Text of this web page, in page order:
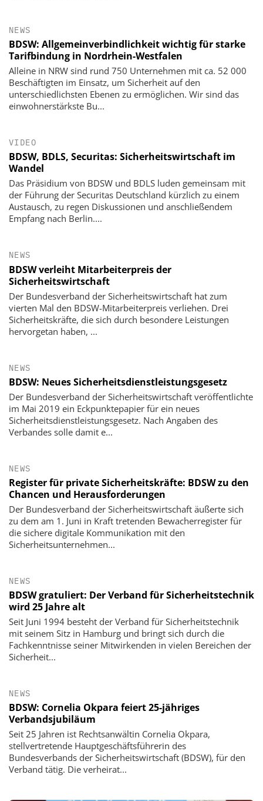
NEWS
BDSW: Allgemeinverbindlichkeit wichtig für starke
Tarifbindung in Nordrhein-Westfalen
Alleine in NRW sind rund 750 Unternehmen mit ca. 52 000
Beschäftigten im Einsatz, um Sicherheit auf den
unterschiedlichsten Ebenen zu ermöglichen. Wir sind das
einwohnerstärkste Bu...
VIDEO
BDSW, BDLS, Securitas: Sicherheitswirtschaft im
Wandel
Das Präsidium von BDSW und BDLS luden gemeinsam mit
der Führung der Securitas Deutschland kürzlich zu einem
Austausch, zu regen Diskussionen und anschließendem
Empfang nach Berlin....
NEWS
BDSW verleiht Mitarbeiterpreis der
Sicherheitswirtschaft
Der Bundesverband der Sicherheitswirtschaft hat zum
vierten Mal den BDSW-Mitarbeiterpreis verliehen. Drei
Sicherheitskräfte, die sich durch besondere Leistungen
hervorgetan haben, ...
NEWS
BDSW: Neues Sicherheitsdienstleistungsgesetz
Der Bundesverband der Sicherheitswirtschaft veröffentlichte
im Mai 2019 ein Eckpunktepapier für ein neues
Sicherheitsdienstleistungsgesetz. Nach Angaben des
Verbandes solle damit e...
NEWS
Register für private Sicherheitskräfte: BDSW zu den
Chancen und Herausforderungen
Der Bundesverband der Sicherheitswirtschaft äußerte sich
zu dem am 1. Juni in Kraft tretenden Bewacherregister für
die sichere digitale Kommunikation mit den
Sicherheitsunternehmen...
NEWS
BDSW gratuliert: Der Verband für Sicherheitstechnik
wird 25 Jahre alt
Seit Juni 1994 besteht der Verband für Sicherheitstechnik
mit seinem Sitz in Hamburg und bringt sich durch die
Fachkenntnisse seiner Mitwirkenden in vielen Bereichen der
Sicherheit...
NEWS
BDSW: Cornelia Okpara feiert 25-jähriges
Verbandsjubiläum
Seit 25 Jahren ist Rechtsanwältin Cornelia Okpara,
stellvertretende Hauptgeschäftsführerin des
Bundesverbands der Sicherheitswirtschaft (BDSW), für den
Verband tätig. Die verheirat...